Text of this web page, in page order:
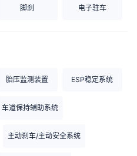
脚刹 电子驻车
胎压监测装置 ESP稳定系统
车道保持辅助系统
主动刹车/主动安全系统